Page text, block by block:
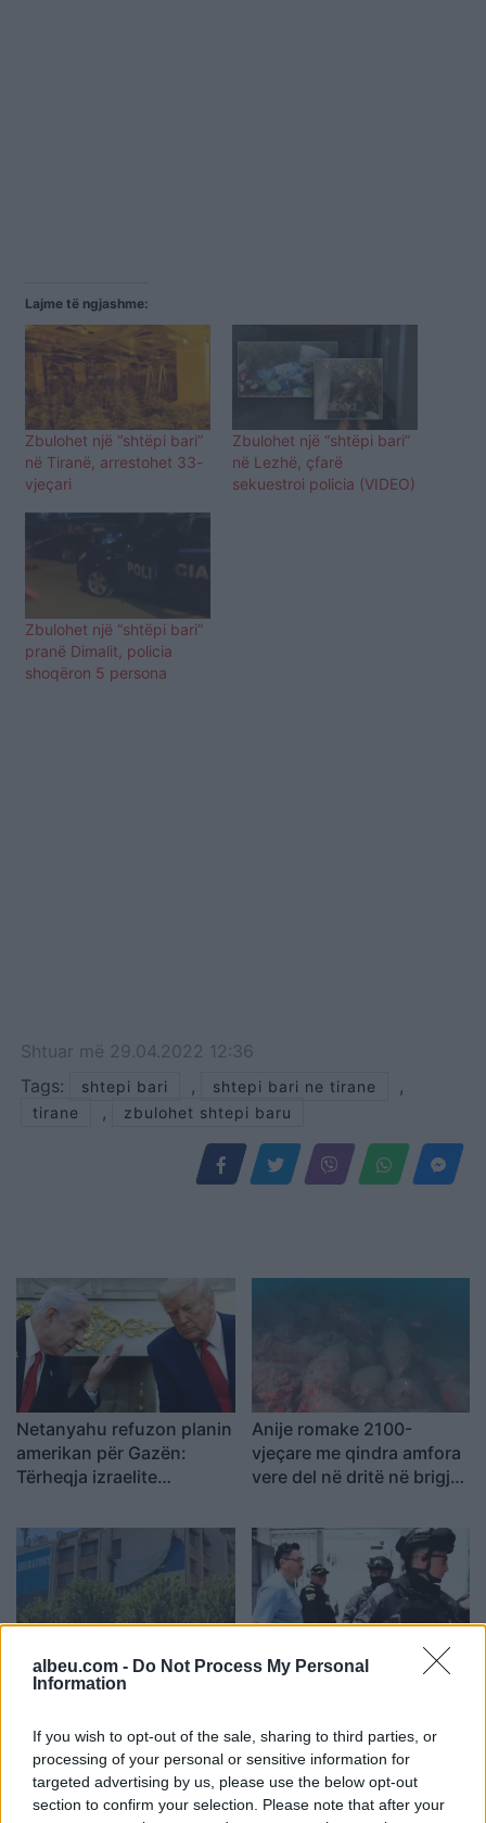
albeu.com - Do Not Process My Personal
Information
If you wish to opt-out of the sale, sharing to third parties, or
processing of your personal or sensitive information for
targeted advertising by us, please use the below opt-out
section to confirm your selection. Please note that after your
Lajme të ngjashme:
Zbulohet një “shtëpi bari”
në Tiranë, arrestohet 33-
vjeçari
Zbulohet një “shtëpi bari”
në Lezhë, çfarë
sekuestroi policia (VIDEO)
Zbulohet një “shtëpi bari”
pranë Dimalit, policia
shoqëron 5 persona
Shtuar më 29.04.2022 12:36
Tags:
shtepi bari , shtepi bari ne tirane ,
tirane , zbulohet shtepi baru
Netanyahu refuzon planin
amerikan për Gazën:
Tërheqja izraelite
çarmatimin e Hamasit
Anije romake 2100-
vjeçare me qindra amfora
vere del në dritë në brigjet
FOTOLAJM/ Deklaratat e
Prishtina heq banderolën
gjigande me mbishkrimin
‘Free Ukraine’
Dy shpërthime tronditin
nga droni me eksploziv